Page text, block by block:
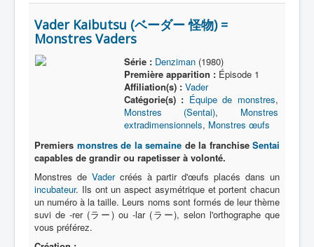
Vader Kaibutsu (ベーダー 怪物) =
Monstres Vaders
Série : Denziman(1980)
Première apparition :Épisode 1
Affiliation(s) : Vader
Catégorie(s) : Équipe de monstres,
Monstres (Sentai), Monstres
extradimensionnels, Monstres œufs
Premiers monstres de la semaine de la franchise Sentai
capables de grandir ou rapetisser à volonté.
Monstres de Vadercréés à partir d'œufs placés dans un
incubateur. Ils ont un aspect asymétrique et portent chacun
un numéro à la taille. Leurs noms sont formés de leur thème
suvi de -rer (ラー) ou -lar (ラー), selon l'orthographe que
vous préférez.